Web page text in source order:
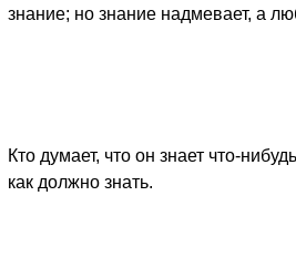
знание; но знание надмевает, а
Кто думает, что он знает что-
как должно знать.